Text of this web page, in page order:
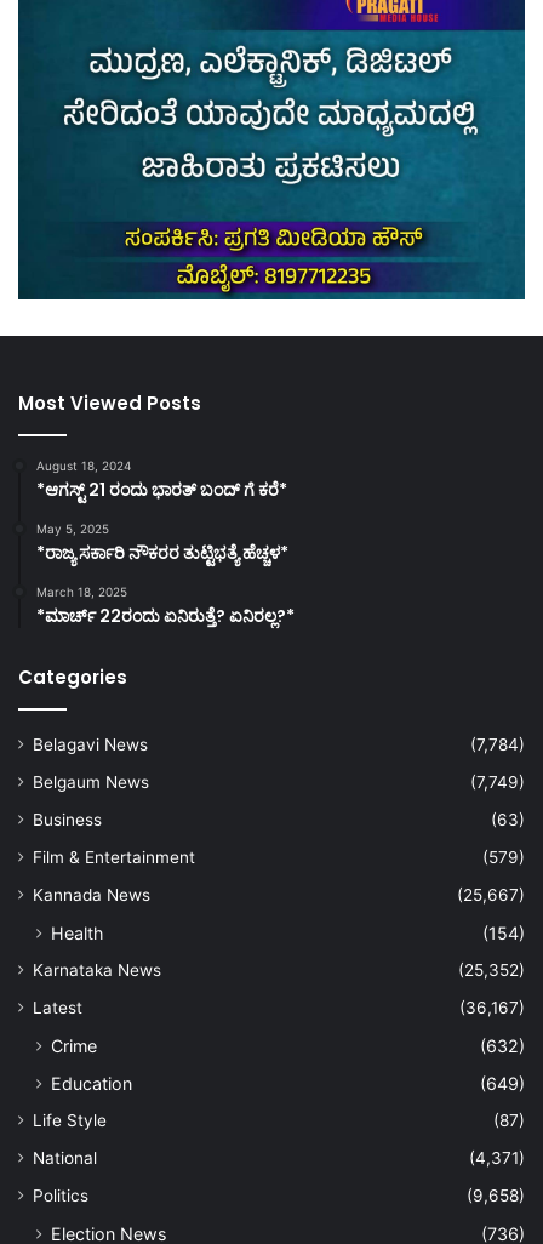
Most Viewed Posts
August 18, 2024
*ಆಗಸ್ಟ್ 21 ರಂದು ಭಾರತ್‌ ಬಂದ್‌ ಗೆ ಕರೆ*
May 5, 2025
*ರಾಜ್ಯ ಸರ್ಕಾರಿ ನೌಕರರ ತುಟ್ಟಿಭತ್ಯೆ ಹೆಚ್ಚಳ*
March 18, 2025
*ಮಾರ್ಚ್ 22ರಂದು ಏನಿರುತ್ತೆ? ಏನಿರಲ್ಲ?*
Categories
Belagavi News
(7,784)
Belgaum News
(7,749)
Business
(63)
Film & Entertainment
(579)
Kannada News
(25,667)
Health (154)
Karnataka News
(25,352)
Latest
(36,167)
Crime
(632)
Education
(649)
Life Style
(87)
National
(4,371)
Politics
(9,658)
Election News (736)